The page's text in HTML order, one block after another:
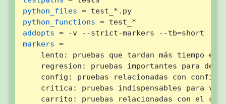
python_files
= test_*.py
python_functions
addopts
markers =
lento: pruebas que tardan más tiempo en
regresion: pruebas importantes para
config: pruebas relacionadas con
critica: pruebas indispensables para
carrito: pruebas relacionadas con el